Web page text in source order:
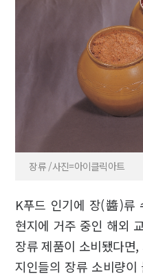
장류 /사진=아이클릭아트
K푸드 인기에 장(醬)류
현지에 거주 중인 해외
장류 제품이 소비됐다면
지인들의 장류 소비량이